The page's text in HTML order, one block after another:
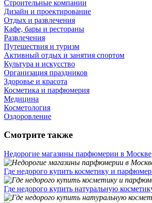
Строительные компании
Дизайн и проектирование
Отдых и развлечения
Кафе, бары и рестораны
Развлечения
Путешествия и туризм
Активный отдых и занятия спортом
Культура и искусство
Организация праздников
Здоровье и красота
Косметика и парфюмерия
Медицина
Косметология
Оздоровление
Смотрите также
Недорогие магазины парфюмерии в Москве
Где недорого купить косметику и
Где недорого купить натуральную